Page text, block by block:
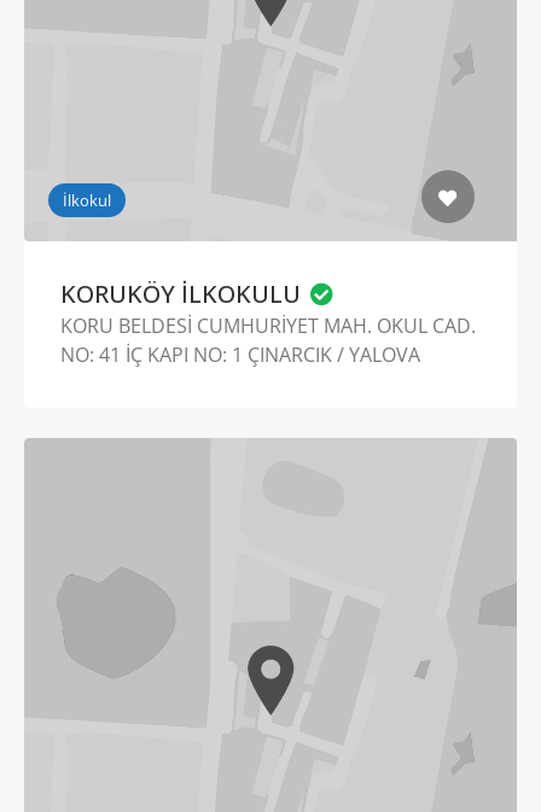
İlkokul
KORUKÖY İLKOKULU
KORU BELDESİ CUMHURİYET MAH. OKUL CAD.
NO: 41 İÇ KAPI NO: 1 ÇINARCIK / YALOVA